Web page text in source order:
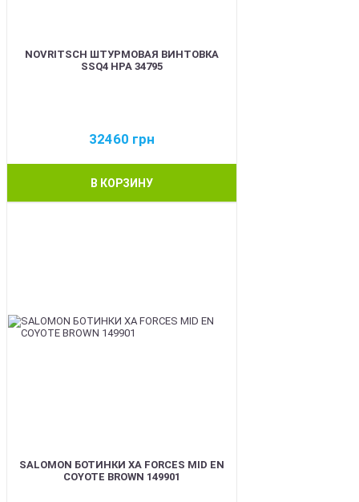
NOVRITSCH ШТУРМОВАЯ ВИНТОВКА
SSQ4 HPA 34795
32460 грн
В КОРЗИНУ
SALOMON БОТИНКИ XA FORCES MID EN
COYOTE BROWN 149901